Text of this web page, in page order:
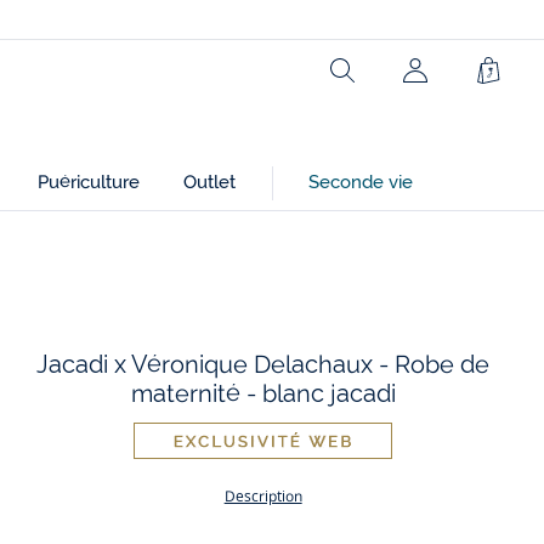
Rechercher
Mon
Puériculture Outlet Seconde vie
Jacadi x Véronique Delachaux - Robe de
maternité - blanc jacadi
Description